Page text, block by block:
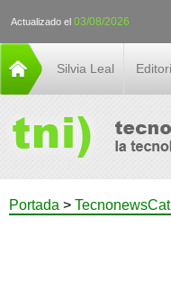
Actualizado el 03/08/2026
Silvia Leal
Portada > TecnonewsCat